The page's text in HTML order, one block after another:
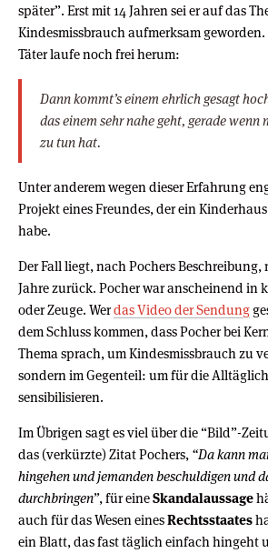
später”. Erst mit 14 Jahren sei er auf das
Kindesmissbrauch aufmerksam
Täter laufe noch frei herum:
Dann kommt’s einem ehrlich gesagt
das einem sehr nahe geht, gerade wenn
zu tun hat.
Unter anderem wegen dieser Erfahrung
Projekt eines Freundes, der ein
habe.
Der Fall liegt, nach Pochers Beschreibung,
Jahre zurück. Pocher war anscheinend in
oder Zeuge. Werdas Video der Sendung
dem Schluss kommen, dass Pocher bei
Thema sprach, um Kindesmissbrauch zu
sondern im Gegenteil: um für die
sensibilisieren.
Im Übrigen sagt es viel über die “Bild”-
das (verkürzte) Zitat Pochers, “Da kann
hingehen und jemanden beschuldigen und
durchbringen”, für eineSkandalaussage
auch für das Wesen einesRechtsstaates
ein Blatt, das fast täglich einfach hingeht